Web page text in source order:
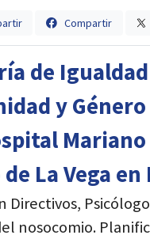
Compartir
de
y Género
La Vega
Directivos,
nosocomio.